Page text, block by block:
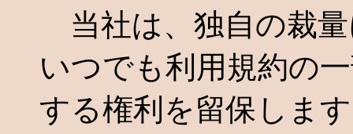
当社は、独自の裁
いつでも利用規約の
する権利を留保しま